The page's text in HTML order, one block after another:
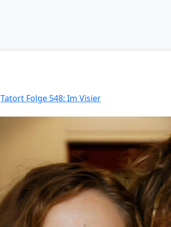
Tatort Folge 548: Im Visier